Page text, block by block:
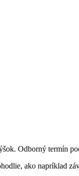
Odborný termín
ako napríklad